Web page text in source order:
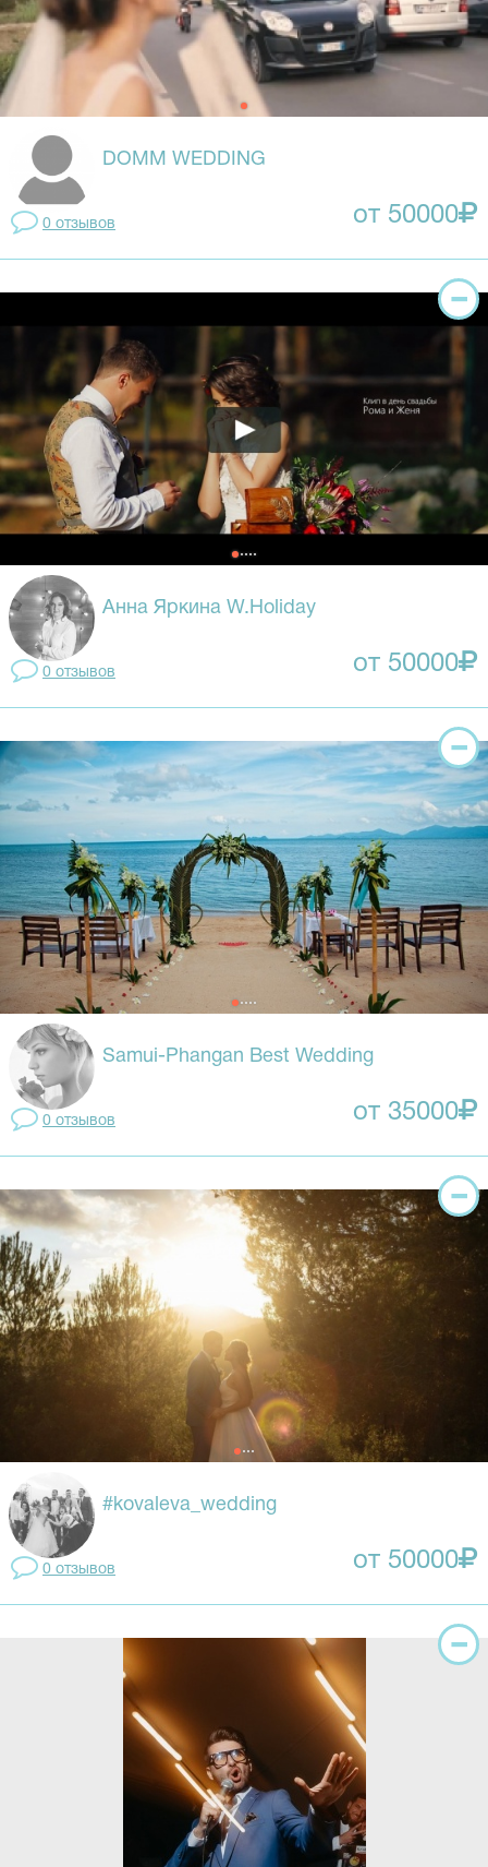
DOMM WEDDING
0 отзывов от 50000
Анна Яркина W.Holiday
0 отзывов от 50000
Samui-Phangan Best Wedding
0 отзывов от 35000
#kovaleva_wedding
0 отзывов от 50000